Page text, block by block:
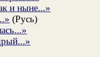
и ныне...»
(Русь)